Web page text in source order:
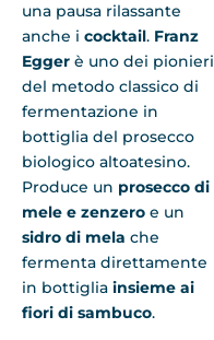
una pausa rilassante
anche i cocktail. Franz
Egger è uno dei pionieri
del metodo classico di
fermentazione in
bottiglia del prosecco
biologico altoatesino.
Produce un prosecco di
mele e zenzero e un
sidro di mela che
fermenta direttamente
in bottiglia insieme ai
fiori di sambuco.